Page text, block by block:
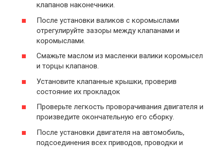
клапанов наконечники.
После установки валиков с коромыслами
отрегулируйте зазоры между клапанами и
коромыслами.
Смажьте маслом из масленки валики коромысел
и торцы клапанов.
Установите клапанные крышки, проверив
состояние их прокладок
Проверьте легкость проворачивания двигателя и
произведите окончательную его сборку.
После установки двигателя на автомобиль,
подсоединения всех приводов, проводки и